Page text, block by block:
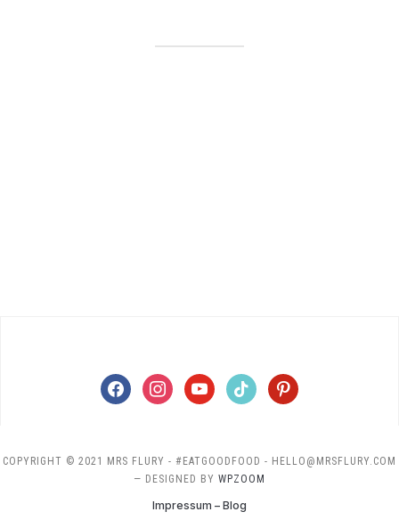
facebookinstagramyoutubetiktok pinterest
COPYRIGHT © 2021 MRS FLURY - #EATGOODFOOD - HELLO@MRSFLURY.COM
— DESIGNED BY WPZOOM
Impressum – Blog